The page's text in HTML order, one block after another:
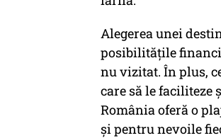
Alegerea unei
posibilitățile
nu vizitat. În plus,
care să le faciliteze
România oferă o
și pentru nevoile